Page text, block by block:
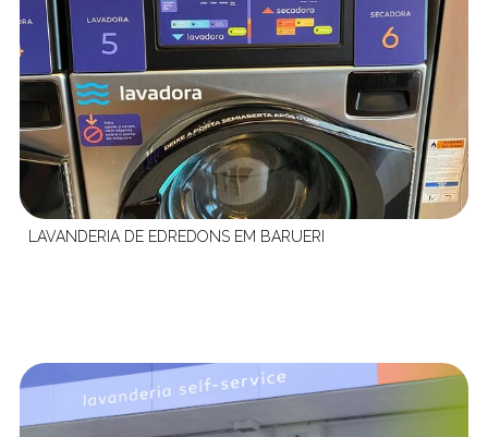
LAVANDERIA DE EDREDONS EM BARUERI